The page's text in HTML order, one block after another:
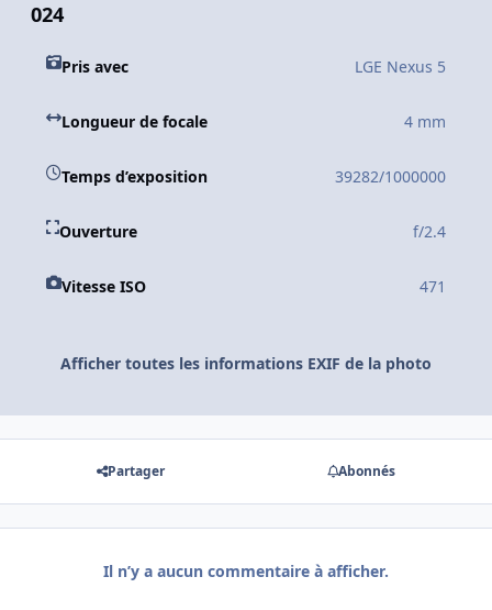
024
Pris avec LGE Nexus 5
Longueur de focale 4 mm
Temps d’exposition 39282/1000000
Ouverture f/2.4
Vitesse ISO 471
Afficher toutes les informations EXIF de la photo
Partager Abonnés
Il n’y a aucun commentaire à afficher.